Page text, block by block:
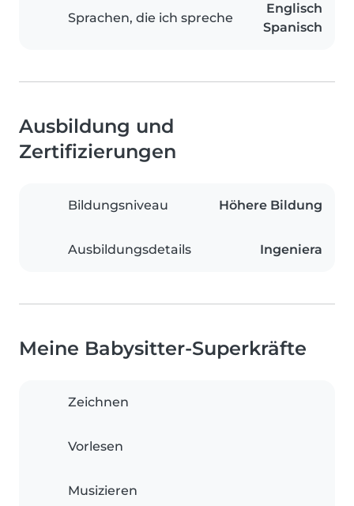
Sprachen, die ich spreche
Englisch
Spanisch
Ausbildung und
Zertifizierungen
Bildungsniveau Höhere Bildung
Ausbildungsdetails Ingeniera
Meine Babysitter-Superkräfte
Zeichnen
Vorlesen
Musizieren